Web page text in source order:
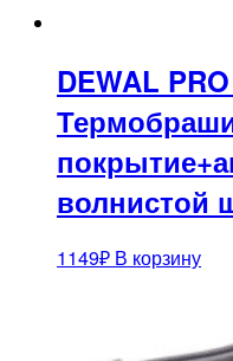
DEWAL
волнистой
1149₽ В корзину